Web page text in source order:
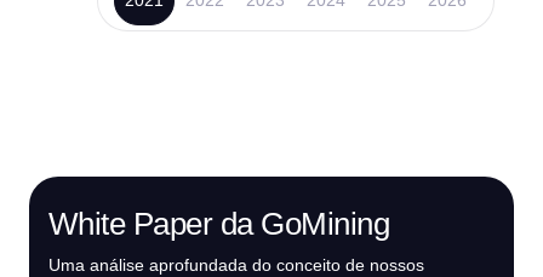
White Paper da GoMining
Uma análise aprofundada do conceito de nossos